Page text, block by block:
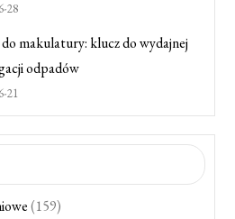
28
makulatury: klucz do wydajnej
odpadów
21
(159)